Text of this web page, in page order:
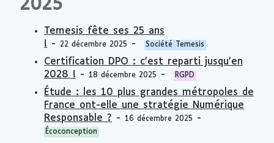
2025
Temesis fête ses 25 ans
! - 22 décembre 2025 - Société Temesis
Certification DPO : c’est reparti jusqu’en
2028 ! - 18 décembre 2025 - RGPD
Étude : les 10 plus grandes métropoles de
France ont-elle une stratégie Numérique
Responsable ? - 16 décembre 2025 -
Écoconception